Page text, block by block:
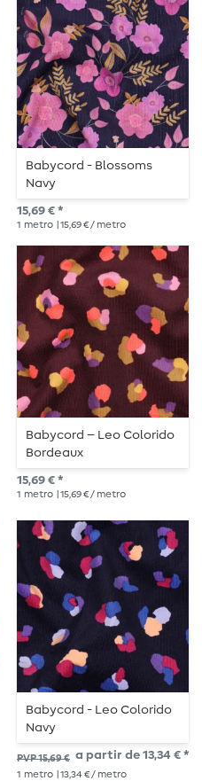
Babycord - Blossoms
Navy
15,69 € *
1 metro | 15,69 € / metro
Babycord – Leo Colorido
Bordeaux
15,69 € *
1 metro | 15,69 € / metro
Babycord - Leo Colorido
Navy
PVP 15,69 € a partir de 13,34 € *
1 metro | 13,34 € / metro